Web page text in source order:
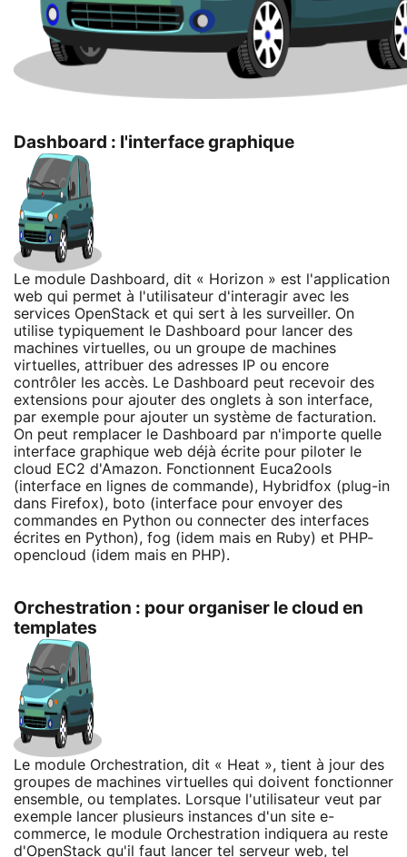
Dashboard : l'interface graphique
Le module Dashboard, dit « Horizon » est l'application
web qui permet à l'utilisateur d'interagir avec les
services OpenStack et qui sert à les surveiller. On
utilise typiquement le Dashboard pour lancer des
machines virtuelles, ou un groupe de machines
virtuelles, attribuer des adresses IP ou encore
contrôler les accès. Le Dashboard peut recevoir des
extensions pour ajouter des onglets à son interface,
par exemple pour ajouter un système de facturation.
On peut remplacer le Dashboard par n'importe quelle
interface graphique web déjà écrite pour piloter le
cloud EC2 d'Amazon. Fonctionnent Euca2ools
(interface en lignes de commande), Hybridfox (plug-in
dans Firefox), boto (interface pour envoyer des
commandes en Python ou connecter des interfaces
écrites en Python), fog (idem mais en Ruby) et PHP-
opencloud (idem mais en PHP).
Orchestration : pour organiser le cloud en
templates
Le module Orchestration, dit « Heat », tient à jour des
groupes de machines virtuelles qui doivent fonctionner
ensemble, ou templates. Lorsque l'utilisateur veut par
exemple lancer plusieurs instances d'un site e-
commerce, le module Orchestration indiquera au reste
d'OpenStack qu'il faut lancer tel serveur web, tel